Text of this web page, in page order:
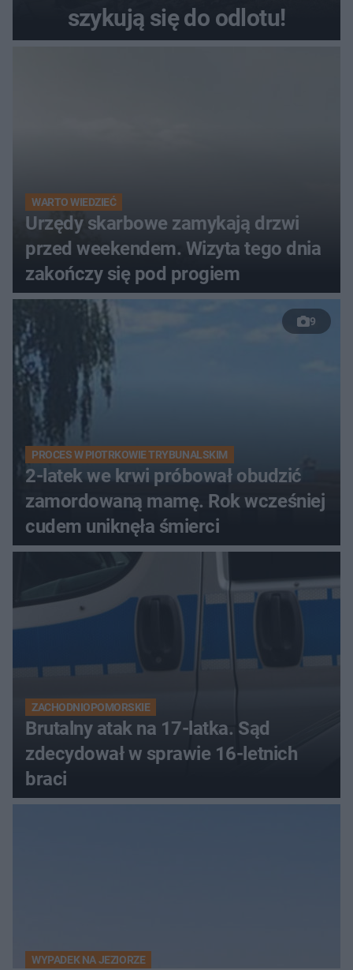
szykują się do odlotu!
WARTO WIEDZIEĆ
Urzędy skarbowe zamykają drzwi
przed weekendem. Wizyta tego dnia
zakończy się pod progiem
9
PROCES W PIOTRKOWIE TRYBUNALSKIM
2-latek we krwi próbował obudzić
zamordowaną mamę. Rok wcześniej
cudem uniknęła śmierci
ZACHODNIOPOMORSKIE
Brutalny atak na 17-latka. Sąd
zdecydował w sprawie 16-letnich
braci
WYPADEK NA JEZIORZE